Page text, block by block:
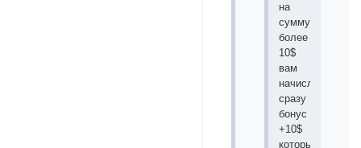
на
сумму
более
10$
вам
начисляют
сразу
бонус
+10$
который